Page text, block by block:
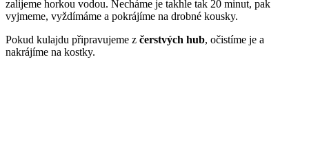
zalijeme horkou vodou. Necháme je takhle tak 20 minut, pak
vyjmeme, vyždímáme a pokrájíme na drobné kousky.
Pokud kulajdu připravujeme z čerstvých hub, očistíme je a
nakrájíme na kostky.